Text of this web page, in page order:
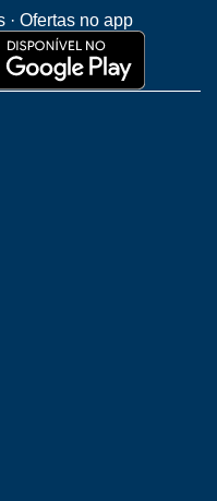
· Ofertas no app